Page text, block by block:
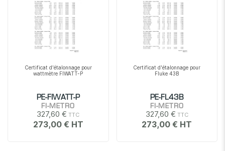
Certificat d'étalonnage pour
wattmètre FIWATT-P
PE-FIWATT-P
FI-METRO
327,60 €
273,00 €
Certificat d'étalonnage pour
Fluke 43B
PE-FL43B
FI-METRO
327,60 €
273,00 €